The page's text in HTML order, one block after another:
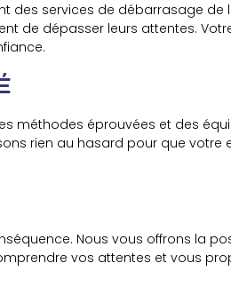
des services de débarrasage
dépasser leurs attentes.
méthodes éprouvées et des
rien au hasard pour que votre
Nous vous offrons la
vos attentes et vous